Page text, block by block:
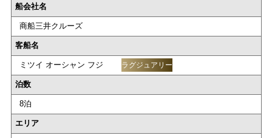
船会社名
商船三井クルーズ
客船名
ミツイ オーシャン フジ ラグジュアリー
泊数
8泊
エリア